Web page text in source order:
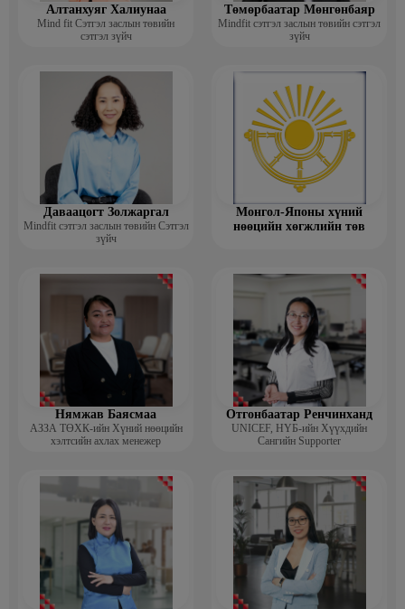
Алтанхуяг Халиунаа
Mind fit Сэтгэл заслын төвийн
сэтгэл зүйч
Төмөрбаатар Мөнгөнбаяр
Mindfit сэтгэл заслын төвийн сэтгэл
зүйч
Даваацогт Золжаргал
Mindfit сэтгэл заслын төвийн Сэтгэл
зүйч
Монгол-Японы хүний
нөөцийн хөгжлийн төв
Нямжав Баясмаа
АЗЗА ТӨХК-ийн Хүний нөөцийн
хэлтсийн ахлах менежер
Отгонбаатар Ренчинханд
UNIСЕF, НҮБ-ийн Хүүхдийн
Сангийн Supporter